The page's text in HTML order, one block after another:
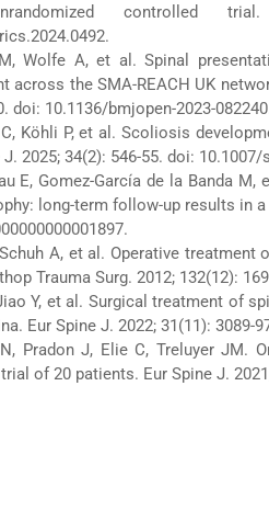
controlled
Wolfe A, et al. Spinal
across the SMA-REACH UK
doi: 10.1136/bmjopen-2023-
Köhli P, et al. Scoliosis
2025; 34(2): 546-55. doi: 10.1007/
E, Gomez-García de la Banda
long-term follow-up results in
Schuh A, et al. Operative
Trauma Surg. 2012; 132(12):
Y, et al. Surgical treatment of
Eur Spine J. 2022; 31(11): 3089-
Pradon J, Elie C, Treluyer JM.
of 20 patients. Eur Spine J.